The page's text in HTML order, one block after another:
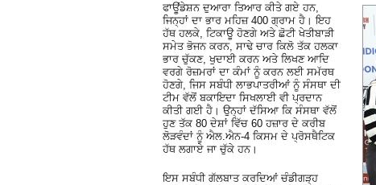
ਫਾਊਂਡੇਸ਼ਨ ਦੁਆਰਾ ਤਿਆਰ ਕੀਤੇ ਗਏ ਹਨ,
ਜਿਨ੍ਹਾਂ ਦਾ ਭਾਰ ਮਹਿਜ਼ 400 ਗ੍ਰਾਮ ਹੈ। ਇਹ
ਹੱਥ ਹਲਕੇ, ਟਿਕਾਊ ਹੋਣਗੇ ਅਤੇ ਛੋਟੀ ਖੇਤੀਬਾੜੀ
ਸਮੇਤ ਭੋਜਨ ਕਰਨ, ਸਾਢੇ ਚਾਰ ਕਿਲੋ ਤੱਕ ਹਲਕਾ
ਭਾਰ ਚੁੱਕਣ, ਖੁਦਾਈ ਕਰਨ ਅਤੇ ਲਿਖਣ ਆਦਿ
ਵਰਗੇ ਰੋਜ਼ਮਰਾਂ ਦਾ ਕੰਮਾਂ ਨੂੰ ਕਰਨ ਲਈ ਸਮੱਰਥ
ਹੋਣਗੇ, ਜਿਸ ਸਬੰਧੀ ਲਾਭਪਾਤਰੀਆਂ ਨੂੰ ਸੰਸਥਾ ਦੀ
ਟੀਮ ਵੱਲੋਂ ਬਕਾਇਦਾ ਸਿਖਲਾਈ ਵੀ ਪ੍ਰਦਾਨ
ਕੀਤੀ ਗਈ ਹੈ। ਉਨ੍ਹਾਂ ਦੱਸਿਆ ਕਿ ਸੰਸਥਾ ਵੱਲੋਂ
ਹੁਣ ਤੱਕ 80 ਦੇਸ਼ਾਂ ਵਿੱਚ 60 ਹਜ਼ਾਰ ਦੇ ਕਰੀਬ
ਲੋੜਵੰਦਾਂ ਨੂੰ ਐਲ.ਐਨ-4 ਕਿਸਮ ਦੇ ਪ੍ਰੋਸਥੈਟਿਕ
ਹੱਥ ਲਗਾਏ ਜਾ ਚੁੱਕੇ ਹਨ।
ਇਸ ਸਬੰਧੀ ਗੱਲਬਾਤ ਕਰਦਿਆਂ ਚੰਡੀਗੜ੍ਹ